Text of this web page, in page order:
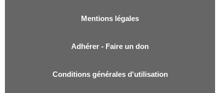
Mentions légales
Adhérer - Faire un don
Conditions générales d'utilisation